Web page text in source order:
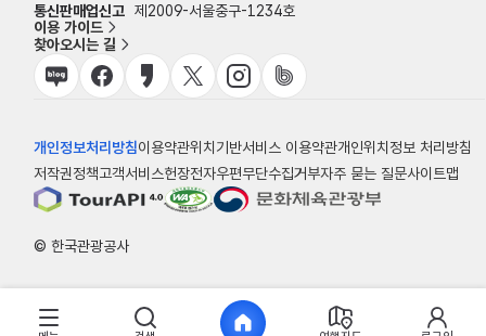
통신판매업신고 제2009-서울중구-1234호
이용 가이드
찾아오시는 길
개인정보처리방침이용약관위치기반서비스 이용약관개인위치정보 처리방침
저작권정책고객서비스헌장전자우편무단수집거부자주 묻는 질문사이트맵
© 한국관광공사